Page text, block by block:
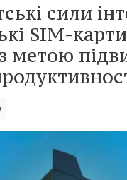
сили
SIM-
метою